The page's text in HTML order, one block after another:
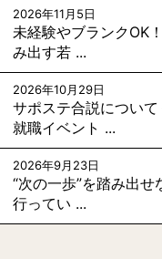
2026年11月5日
未経験やブランクOK
み出す若 ...
2026年10月29日
サポステ合説につい
就職イベント ...
2026年9月23日
“次の一歩”を踏み出
行ってい ...